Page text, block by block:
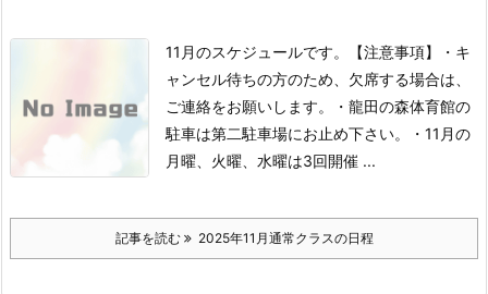
11月のスケジュールです。 【注意事項】
・キ
ャンセル待ちの方のため、欠席する場合は、
ご連絡をお願いします。
・龍田の森体育館の
駐車は第二駐車場にお止め下さい。
・11月の
月曜、火曜、水曜は3回開催 ...
記事を読む 2025年11月通常クラスの日程